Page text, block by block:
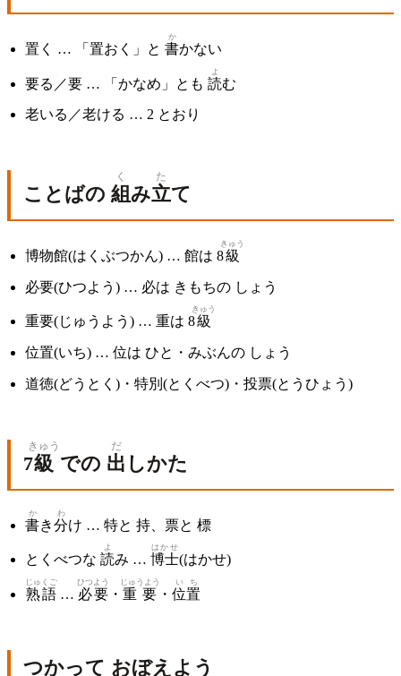
置く … 「置おく」と 書
か
かない
要る／要 … 「かなめ」とも 読
よ
む
老いる／老ける … 2 とおり
ことばの 組
く
み立
た
て
博物館(はくぶつかん) … 館は 8級
きゅう
必要(ひつよう) … 必は きもちの しょう
重要(じゅうよう) … 重は 8級
きゅう
位置(いち) … 位は ひと・みぶんの しょう
道徳(どうとく)・特別(とくべつ)・投票(とうひょう)
7級
きゅう
での 出
だ
しかた
書
か
き分
わ
け … 特と 持、票と 標
とくべつな 読
よ
み … 博士
はかせ
(はかせ)
熟語
じゅくご
… 必要
ひつよう
・ 重要
じゅうよう
・ 位置
いち
つかって おぼえよう